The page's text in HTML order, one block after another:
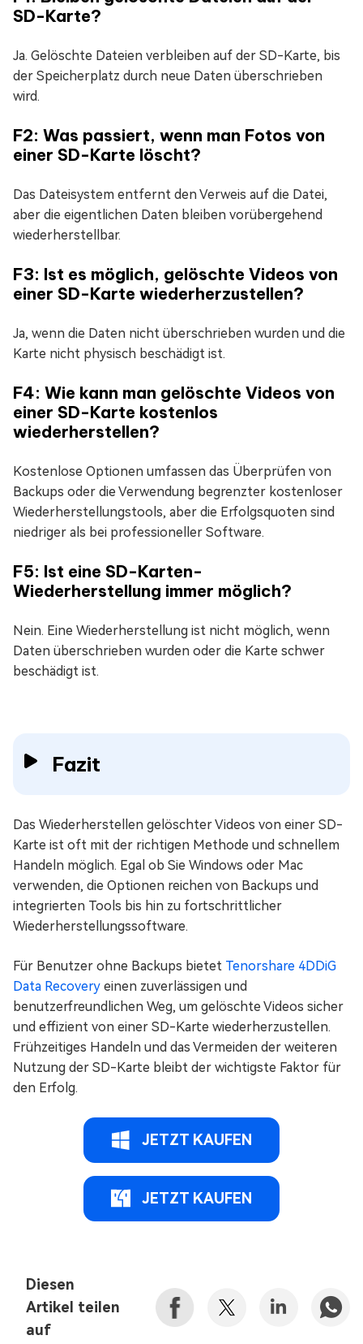
SD-Karte?
Ja. Gelöschte Dateien verbleiben auf der SD-Karte, bis
der Speicherplatz durch neue Daten überschrieben
wird.
F2: Was passiert, wenn man Fotos von
einer SD-Karte löscht?
Das Dateisystem entfernt den Verweis auf die Datei,
aber die eigentlichen Daten bleiben vorübergehend
wiederherstellbar.
F3: Ist es möglich, gelöschte Videos von
einer SD-Karte wiederherzustellen?
Ja, wenn die Daten nicht überschrieben wurden und die
Karte nicht physisch beschädigt ist.
F4: Wie kann man gelöschte Videos von
einer SD-Karte kostenlos
wiederherstellen?
Kostenlose Optionen umfassen das Überprüfen von
Backups oder die Verwendung begrenzter kostenloser
Wiederherstellungstools, aber die Erfolgsquoten sind
niedriger als bei professioneller Software.
F5: Ist eine SD-Karten-
Wiederherstellung immer möglich?
Nein. Eine Wiederherstellung ist nicht möglich, wenn
Daten überschrieben wurden oder die Karte schwer
beschädigt ist.
Fazit
Das Wiederherstellen gelöschter Videos von einer SD-
Karte ist oft mit der richtigen Methode und schnellem
Handeln möglich. Egal ob Sie Windows oder Mac
verwenden, die Optionen reichen von Backups und
integrierten Tools bis hin zu fortschrittlicher
Wiederherstellungssoftware.
Für Benutzer ohne Backups bietet Tenorshare 4DDiG
Data Recovery einen zuverlässigen und
benutzerfreundlichen Weg, um gelöschte Videos sicher
und effizient von einer SD-Karte wiederherzustellen.
Frühzeitiges Handeln und das Vermeiden der weiteren
Nutzung der SD-Karte bleibt der wichtigste Faktor für
den Erfolg.
JETZT KAUFEN
JETZT KAUFEN
Diesen
Artikel teilen
auf